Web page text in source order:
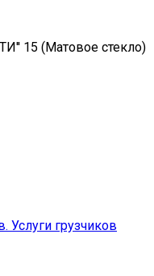
15 (Матовое стекло)
Услуги грузчиков